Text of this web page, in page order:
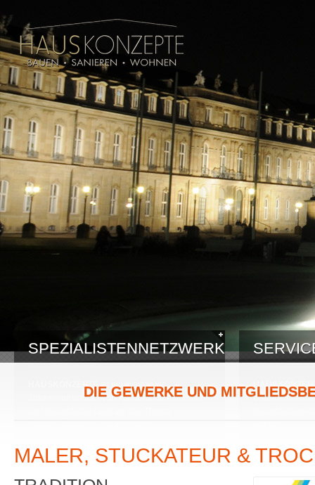
SPEZIALISTENNETZWERK
HAUSKONZEPTEist ein regionaler
Zusammenschluss von Handwerksbetrieben
Durch dieses einzigartige Netzwerk, kann Ihnen
ein noch nie dagewesener Servicelevel für Ihre
Unternehmen,
Das
beinhaltet ein
DIE GEWERKE UND
MALER, STUCKATEUR &